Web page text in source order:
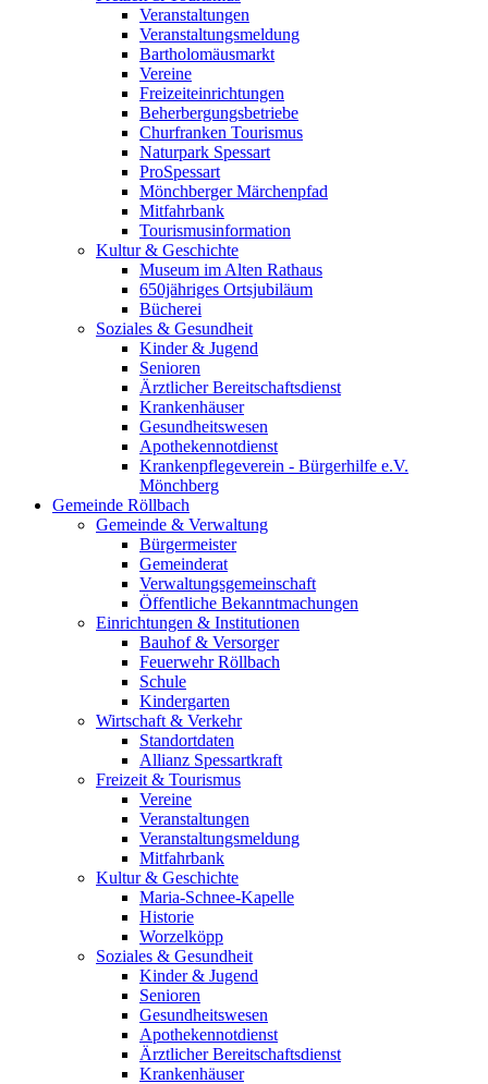
Veranstaltungen
Veranstaltungsmeldung
Bartholomäusmarkt
Vereine
Freizeiteinrichtungen
Beherbergungsbetriebe
Churfranken Tourismus
Naturpark Spessart
ProSpessart
Mönchberger Märchenpfad
Mitfahrbank
Tourismusinformation
Kultur & Geschichte
Museum im Alten Rathaus
650jähriges Ortsjubiläum
Bücherei
Soziales & Gesundheit
Kinder & Jugend
Senioren
Ärztlicher Bereitschaftsdienst
Krankenhäuser
Gesundheitswesen
Apothekennotdienst
Krankenpflegeverein - Bürgerhilfe e.V.
Mönchberg
Gemeinde Röllbach
Gemeinde & Verwaltung
Bürgermeister
Gemeinderat
Verwaltungsgemeinschaft
Öffentliche Bekanntmachungen
Einrichtungen & Institutionen
Bauhof & Versorger
Feuerwehr Röllbach
Schule
Kindergarten
Wirtschaft & Verkehr
Standortdaten
Allianz Spessartkraft
Freizeit & Tourismus
Vereine
Veranstaltungen
Veranstaltungsmeldung
Mitfahrbank
Kultur & Geschichte
Maria-Schnee-Kapelle
Historie
Worzelköpp
Soziales & Gesundheit
Kinder & Jugend
Senioren
Gesundheitswesen
Apothekennotdienst
Ärztlicher Bereitschaftsdienst
Krankenhäuser